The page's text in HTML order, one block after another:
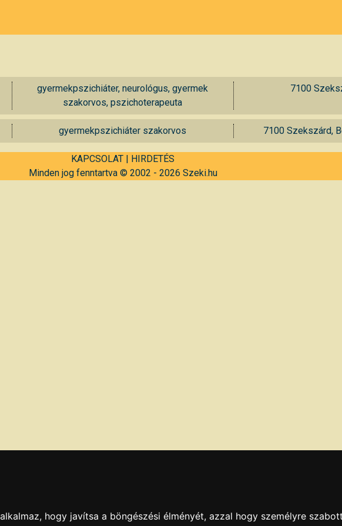
gyermekpszichiáter, neurológus, gyermek
szakorvos, pszichoterapeuta
7100
gyermekpszichiáter szakorvos 7100 Szekszárd,
KAPCSOLAT | HIRDETÉS
Minden jog fenntartva © 2002 - 2026 Szeki.hu
hogy javítsa a böngészési élményét, azzal hogy személyre